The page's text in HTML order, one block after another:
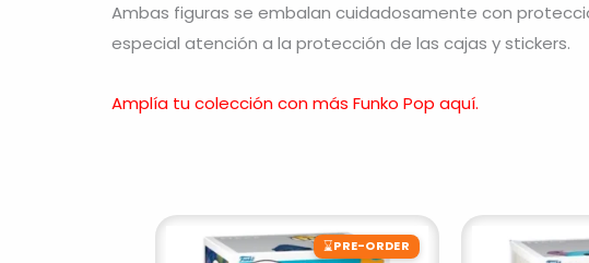
Ambas figuras se embalan cuidadosamente con
especial atención a la protección de las cajas y stickers.
Amplía tu colección con más Funko Pop aquí.
⌛PRE-ORDER